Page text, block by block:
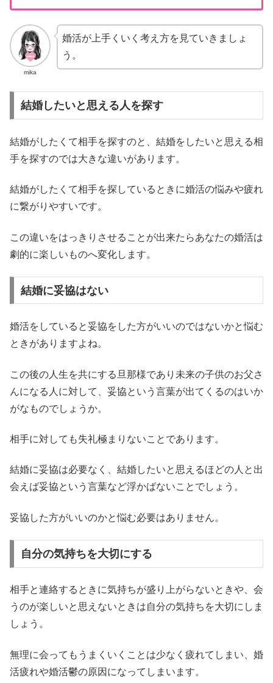
mika
婚活が上手くいく考え方を見ていきましょ
う。
結婚したいと思える人を探す
結婚がしたくて相手を探すのと、結婚をしたいと思える相
手を探すのでは大きな違いがあります。
結婚がしたくて相手を探しているときに婚活の悩みや疲れ
に繋がりやすいです。
この違いをはっきりさせることが出来たらあなたの婚活は
劇的に楽しいものへ変化します。
結婚に妥協はない
婚活をしていると妥協をした方がいいのではないかと悩む
ときがありますよね。
この後の人生を共にする旦那様であり未来の子供のお父さ
んになる人に対して、妥協という言葉が出てくるのはいか
がなものでしょうか。
相手に対しても失礼極まりないことであります。
結婚に妥協は必要なく、結婚したいと思えるほどの人と出
会えば妥協という言葉など浮かばないことでしょう。
妥協した方がいいのかと悩む必要はありません。
自分の気持ちを大切にする
相手と連絡するときに気持ちが盛り上がらないときや、会
うのが楽しいと思えないときは自分の気持ちを大切にしま
しょう。
無理に会ってもうまくいくことは少なく疲れてしまい、婚
活疲れや婚活鬱の原因になってしまいます。